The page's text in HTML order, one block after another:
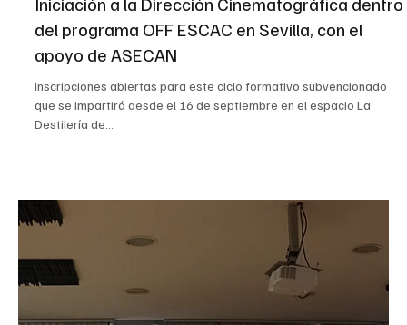
La ESAD Sevilla inaugura el curso 2025/26 bajo
la dirección de Federico Cassini Fenosa